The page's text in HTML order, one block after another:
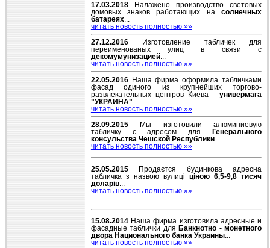
17.03.2018
Налажено производство световых
домовых знаков работающих насолнечных
батареях...
читать новость полностью »»
27.12.2016
Изготовление табличек для
переименованых улиц в связи с
декомумунизацией...
читать новость полностью »»
22.05.2016 Наша фирма оформила табличками
фасад одиного из крупнейших торгово-
развлекательных центров Киева - универмага
"УКРАИНА"
читать новость полностью »»
28.09.2015 Мы изготовили алюминиевую
табличку с адресом для Генерального
консульства Чешской Республики...
читать новость полностью »»
25.05.2015
Продаєтся будинкова адресна
табличка з назвою вулиці ціною 6,5-9,8 тисяч
доларів...
читать новость полностью »»
15.08.2014 Наша фирма изготовила адресные и
фасадные таблички для Банкнотно - монетного
двора Национального банка Украины...
читать новость полностью »»